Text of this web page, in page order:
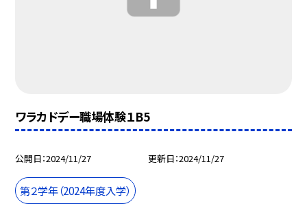
ワラカドデー職場体験１B5
公開日 2024/11/27 更新日 2024/11/27
第２学年（2024年度入学）